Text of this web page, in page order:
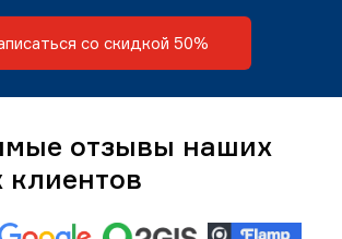
со скидкой 50%
отзывы наших